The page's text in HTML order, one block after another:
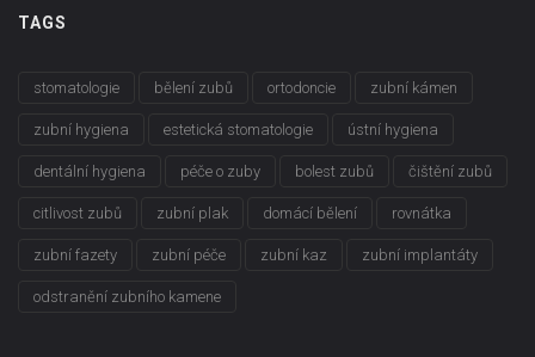
TAGS
stomatologie bělení zubů ortodoncie zubní kámen
zubní hygiena estetická stomatologie ústní hygiena
dentální hygiena péče o zuby bolest zubů čištění zubů
citlivost zubů zubní plak domácí bělení rovnátka
zubní fazety zubní péče zubní kaz zubní implantáty
odstranění zubního kamene